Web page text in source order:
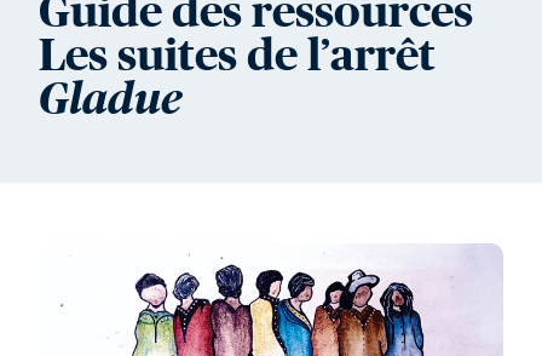
Guide des ressources
Les suites de l’arrêt
Gladue